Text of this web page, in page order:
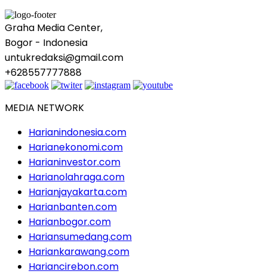
Graha Media Center,
Bogor - Indonesia
untukredaksi@gmail.com
+628557777888
MEDIA NETWORK
Harianindonesia.com
Harianekonomi.com
Harianinvestor.com
Harianolahraga.com
Harianjayakarta.com
Harianbanten.com
Harianbogor.com
Hariansumedang.com
Hariankarawang.com
Hariancirebon.com